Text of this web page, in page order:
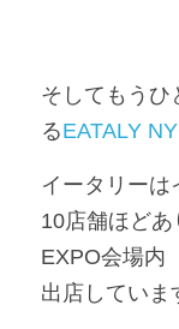
そしてもうひ
るEATALY
イータリーは
10店舗ほど
EXPO会場内
出店していま